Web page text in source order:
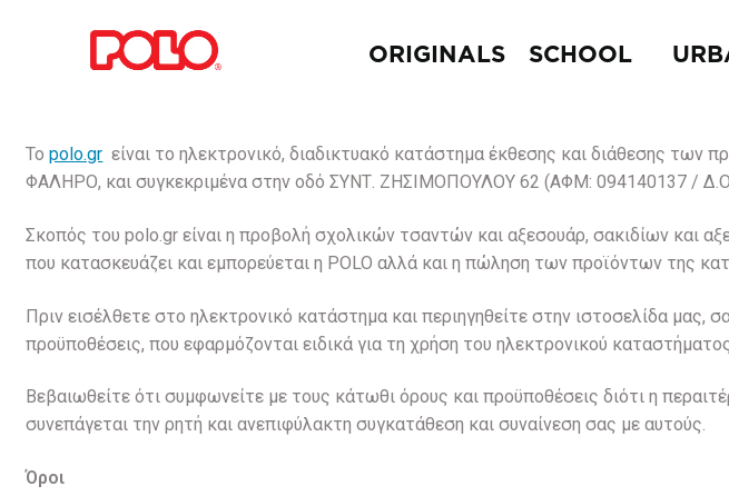
ORIGINALS SCHOOL
Τοpolo.gr είναι το ηλεκτρονικό, διαδικτυακό κατάστημα έκθεσης και διάθεσης των
ΦΑΛΗΡΟ, και συγκεκριμένα στην οδό ΣΥΝΤ. ΖΗΣΙΜΟΠΟΥΛΟΥ 62 (ΑΦΜ: 094140137 /
Σκοπός του polo.gr είναι η προβολή σχολικών τσαντών και αξεσουάρ, σακιδίων και
που κατασκευάζει και εμπορεύεται η POLO αλλά και η πώληση των προϊόντων της
Πριν εισέλθετε στο ηλεκτρονικό κατάστημα και περιηγηθείτε στην ιστοσελίδα μας,
προϋποθέσεις, που εφαρμόζονται ειδικά για τη χρήση του ηλεκτρονικού
Βεβαιωθείτε ότι συμφωνείτε με τους κάτωθι όρους και προϋποθέσεις διότι η
συνεπάγεται την ρητή και ανεπιφύλακτη συγκατάθεση και συναίνεση σας με αυτούς.
Όροι